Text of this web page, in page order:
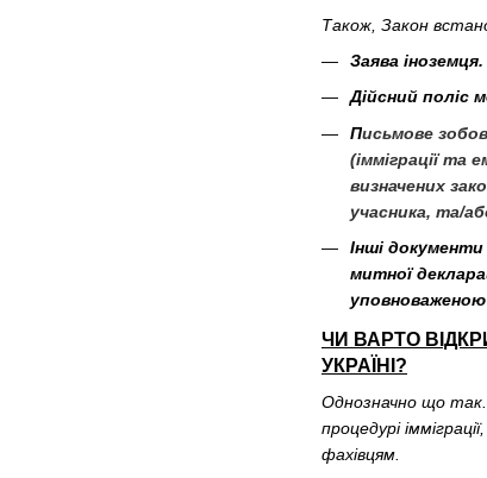
Також, Закон
Заява іноземця.
Дійсний поліс
Письмове
(імміграції та
визначених
учасника, та/
Інші документи
митної
ЧИ ВАРТО
УКРАЇНІ?
Однозначно що так.
процедурі
фахівцям.